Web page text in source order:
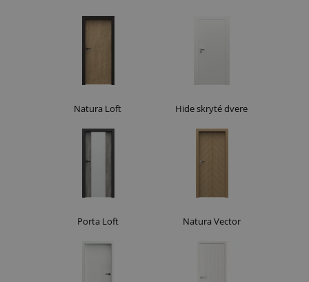
Natura Loft Hide skryté dvere
Porta Loft Natura Vector